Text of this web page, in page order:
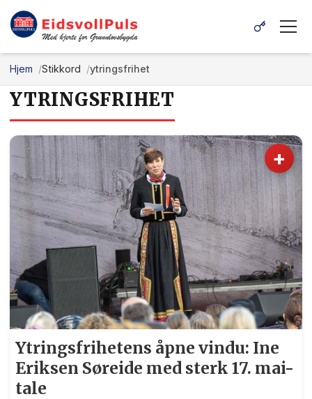
Hjem Stikkord ytringsfrihet
YTRINGSFRIHET
+
Ytringsfrihetens åpne vindu: Ine
Eriksen Søreide med sterk 17. mai-
tale